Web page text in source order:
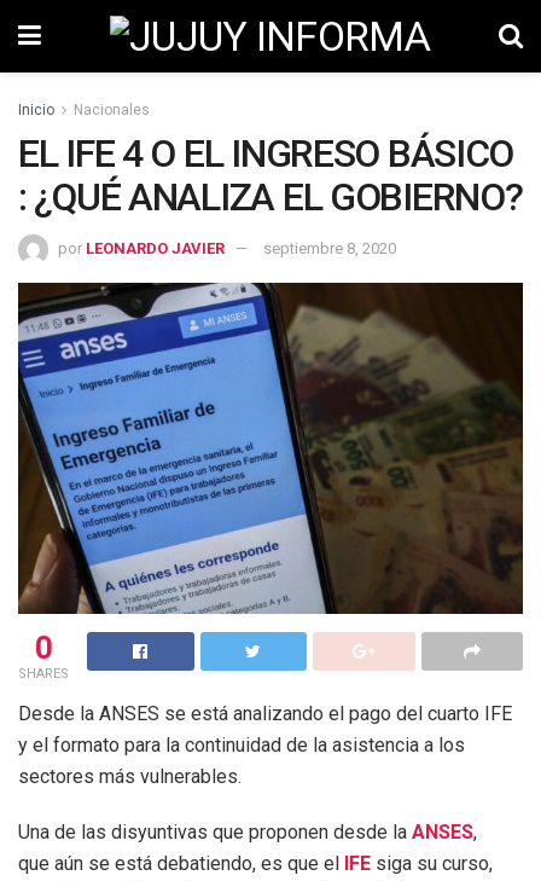
Inicio Nacionales
EL IFE 4 O EL INGRESO BÁSICO
: ¿QUÉ ANALIZA EL GOBIERNO?
por LEONARDO JAVIER septiembre 8, 2020
0
SHARES
Desde la ANSES se está analizando el pago del cuarto IFE
y el formato para la continuidad de la asistencia a los
sectores más vulnerables.
Una de las disyuntivas que proponen desde la ANSES,
que aún se está debatiendo, es que el IFE siga su curso,